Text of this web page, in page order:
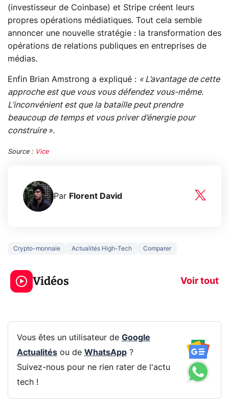
(investisseur de Coinbase) et Stripe créent leurs
propres opérations médiatiques. Tout cela semble
annoncer une nouvelle stratégie : la transformation des
opérations de relations publiques en entreprises de
médias.
Enfin Brian Amstrong a expliqué : « L’avantage de cette
approche est que vous vous défendez vous-même.
L’inconvénient est que la bataille peut prendre
beaucoup de temps et vous priver d’énergie pour
construire ».
Source : Vice
Par Florent David
Crypto-monnaie Actualités High-Tech Comparer
Vidéos Voir tout
3 écrans en 1 pour
319€ ? Voici L'AOC
CQ32G4ZA !
5
prochaine
Vous êtes un utilisateur de Google
Actualitésou de WhatsApp?
Suivez-nous pour ne rien rater de l'actu
tech !